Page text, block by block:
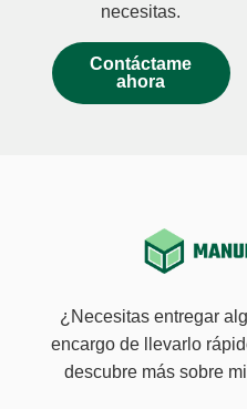
necesitas.
Contáctame
ahora
¿Necesitas entregar
encargo de llevarlo
descubre más sobre